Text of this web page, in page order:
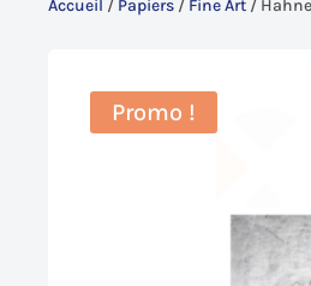
Accueil / Papiers / Fine Art /
Promo !